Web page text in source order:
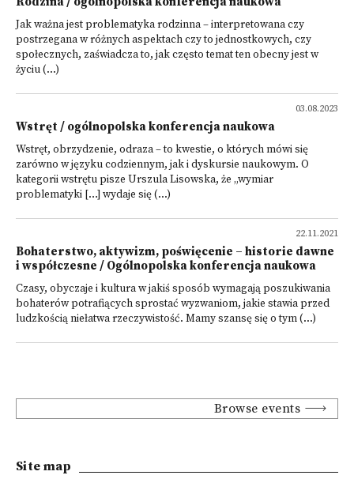
Jak ważna jest problematyka rodzinna – interpretowana czy
postrzegana w różnych aspektach czy to jednostkowych, czy
społecznych, zaświadcza to, jak często temat ten obecny jest w
życiu (...)
03.08.2023
Wstręt / ogólnopolska konferencja naukowa
Wstręt, obrzydzenie, odraza – to kwestie, o których mówi się
zarówno w języku codziennym, jak i dyskursie naukowym. O
kategorii wstrętu pisze Urszula Lisowska, że „wymiar
problematyki […] wydaje się (...)
22.11.2021
Bohaterstwo, aktywizm, poświęcenie – historie dawne
i współczesne / Ogólnopolska konferencja naukowa
Czasy, obyczaje i kultura w jakiś sposób wymagają poszukiwania
bohaterów potrafiących sprostać wyzwaniom, jakie stawia przed
ludzkością niełatwa rzeczywistość. Mamy szansę się o tym (...)
Browse events
Site map